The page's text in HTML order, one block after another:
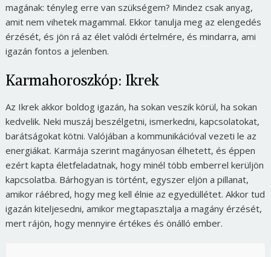
magának: tényleg erre van szükségem? Mindez csak anyag,
amit nem vihetek magammal. Ekkor tanulja meg az elengedés
érzését, és jön rá az élet valódi értelmére, és mindarra, ami
igazán fontos a jelenben.
Karmahoroszkóp: Ikrek
Az Ikrek akkor boldog igazán, ha sokan veszik körül, ha sokan
kedvelik. Neki muszáj beszélgetni, ismerkedni, kapcsolatokat,
barátságokat kötni. Valójában a kommunikációval vezeti le az
energiákat. Karmája szerint magányosan élhetett, és éppen
ezért kapta életfeladatnak, hogy minél több emberrel kerüljön
kapcsolatba. Bárhogyan is történt, egyszer eljön a pillanat,
amikor ráébred, hogy meg kell élnie az egyedüllétet. Akkor tud
igazán kiteljesedni, amikor megtapasztalja a magány érzését,
mert rájön, hogy mennyire értékes és önálló ember.